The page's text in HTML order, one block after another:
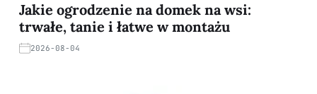
Jakie ogrodzenie na domek na wsi:
trwałe, tanie i łatwe w montażu
2026-08-04